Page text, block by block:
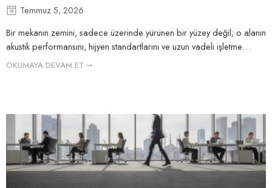
Temmuz 5, 2026
Bir mekanın zemini, sadece üzerinde yürünen bir yüzey değil; o alanın
akustik performansını, hijyen standartlarını ve uzun vadeli işletme…
OKUMAYA DEVAM ET ➞